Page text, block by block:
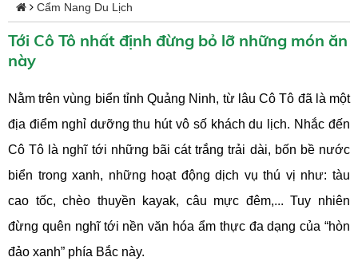
Cẩm Nang Du Lịch
Tới Cô Tô nhất định đừng bỏ lỡ những món ăn
này
Nằm trên vùng biển tỉnh Quảng Ninh, từ lâu Cô Tô đã là một
địa điểm nghỉ dưỡng thu hút vô số khách du lịch. Nhắc đến
Cô Tô là nghĩ tới những bãi cát trắng trải dài, bốn bề nước
biển trong xanh, những hoạt động dịch vụ thú vị như: tàu
cao tốc, chèo thuyền kayak, câu mực đêm,... Tuy nhiên
đừng quên nghĩ tới nền văn hóa ẩm thực đa dạng của “hòn
đảo xanh” phía Bắc này.